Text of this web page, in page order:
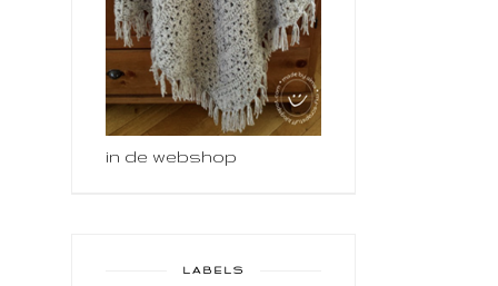
in de webshop
LABELS